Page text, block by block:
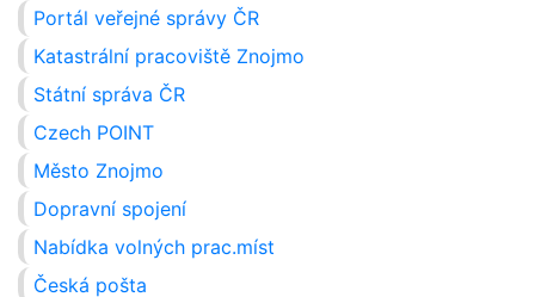
Portál veřejné správy ČR
Katastrální pracoviště Znojmo
Státní správa ČR
Czech POINT
Město Znojmo
Dopravní spojení
Nabídka volných prac.míst
Česká pošta